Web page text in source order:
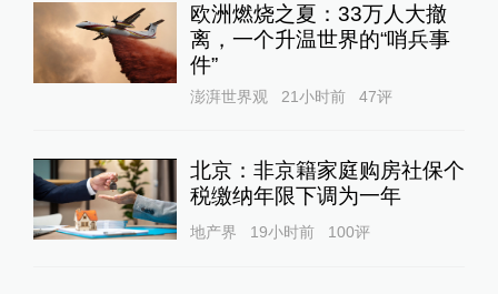
欧洲燃烧之夏：33万人大撤
离，一个升温世界的“哨兵事
件”
澎湃世界观 21小时前 47评
北京：非京籍家庭购房社保个
税缴纳年限下调为一年
地产界 19小时前 100评